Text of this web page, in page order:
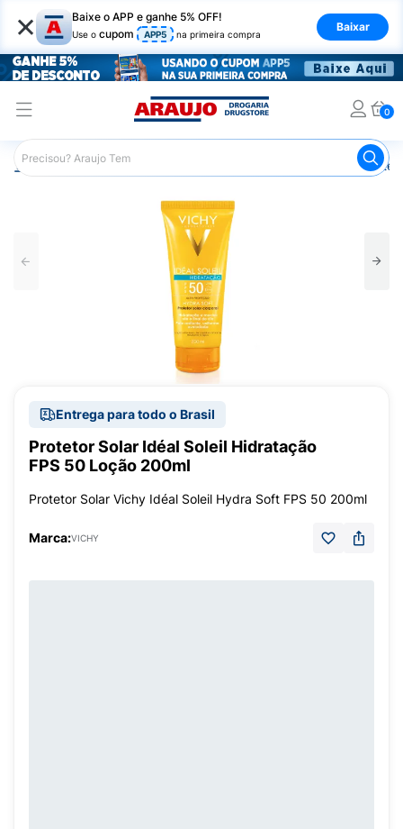
× Baixe o APP e ganhe 5% OFF!
Use o cupom APP5 na primeira compra
Baixar
0
Araujo Dermocosméticos
Entrega para todo o Brasil
Protetor Solar Idéal Soleil Hidratação
FPS 50 Loção 200ml
Protetor Solar Vichy Idéal Soleil Hydra Soft FPS 50 200ml
Marca:VICHY